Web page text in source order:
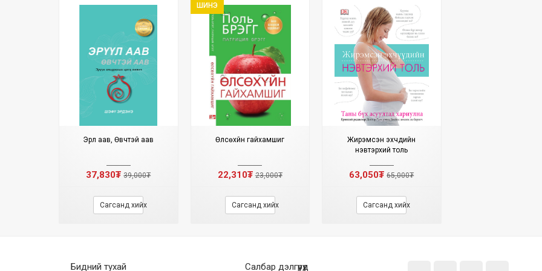
Эрүүл аав, Өвчтэй аав
37,830₮39,000₮
Сагсанд хийх
ШИНЭ
Өлсөхүйн гайхамшиг
22,310₮23,000₮
Сагсанд хийх
Жирэмсэн эхчүүдийн
нэвтэрхий толь
63,050₮65,000₮
Сагсанд хийх
Бидний тухай Салбар дэлгүүрүүд